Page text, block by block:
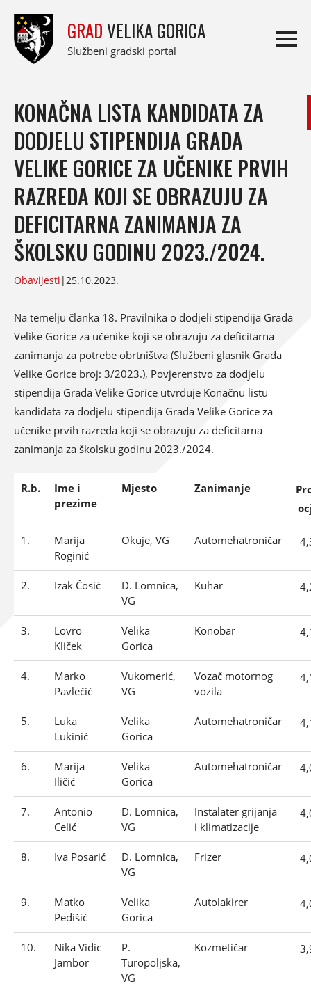
GRADVELIKA GORICA
Službeni gradski portal
KONAČNA LISTA KANDIDATA ZA
DODJELU STIPENDIJA GRADA
VELIKE GORICE ZA UČENIKE PRVIH
RAZREDA KOJI SE OBRAZUJU ZA
DEFICITARNA ZANIMANJA ZA
ŠKOLSKU GODINU 2023./2024.
Obavijesti |25.10.2023.
Na temelju članka 18. Pravilnika o dodjeli stipendija Grada
Velike Gorice za učenike koji se obrazuju za deficitarna
zanimanja za potrebe obrtništva (Službeni glasnik Grada
Velike Gorice broj: 3/2023.), Povjerenstvo za dodjelu
stipendija Grada Velike Gorice utvrđuje Konačnu listu
kandidata za dodjelu stipendija Grada Velike Gorice za
učenike prvih razreda koji se obrazuju za deficitarna
zanimanja za školsku godinu 2023./2024.
R.b.
Ime i
prezime
Mjesto Zanimanje
1.
Marija
Roginić
Okuje, VG Automehatroničar
2. Izak Čosić
D. Lomnica,
VG
Kuhar
3.
Lovro
Kliček
Velika
Gorica
Konobar
4.
Marko
Pavlečić
Vukomerić,
VG
Vozač motornog
vozila
5.
Luka
Lukinić
Velika
Gorica
Automehatroničar
6.
Marija
Iličić
Velika
Gorica
Automehatroničar
7.
Antonio
Celić
D. Lomnica,
VG
Instalater grijanja
i klimatizacije
8. Iva Posarić
D. Lomnica,
VG
Frizer
9.
Matko
Pedišić
Velika
Gorica
Autolakirer
10.
Nika Vidic
Jambor
P.
Turopoljska,
VG
Kozmetičar